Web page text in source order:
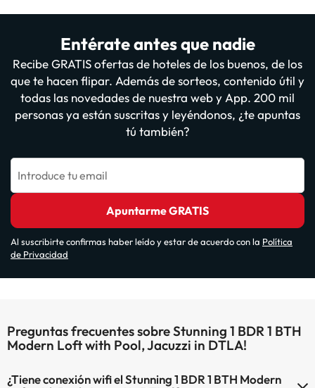
Entérate antes que nadie
Recibe GRATIS ofertas de hoteles de los buenos, de los
que te hacen flipar. Además de sorteos, contenido útil y
todas las novedades de nuestra web y App. 200 mil
personas ya están suscritas y leyéndonos, ¿te apuntas
tú también?
Introduce tu email
Apuntarme GRATIS
Al suscribirte confirmas haber leído y estar de acuerdo con la Política
de Privacidad
Preguntas frecuentes sobre Stunning 1 BDR 1 BTH
Modern Loft with Pool, Jacuzzi in DTLA!
¿Tiene conexión wifi el Stunning 1 BDR 1 BTH Modern